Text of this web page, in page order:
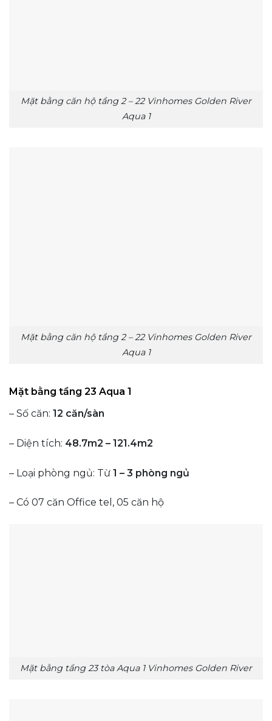
Mặt bằng căn hộ tầng 2 – 22 Vinhomes Golden River
Aqua 1
Mặt bằng căn hộ tầng 2 – 22 Vinhomes Golden River
Aqua 1
Mặt bằng tầng 23 Aqua 1
– Số căn: 12 căn/sàn
– Diện tích: 48.7m2 – 121.4m2
– Loại phòng ngủ: Từ 1 – 3 phòng ngủ
– Có 07 căn Office tel, 05 căn hộ
Mặt bằng tầng 23 tòa Aqua 1 Vinhomes Golden River